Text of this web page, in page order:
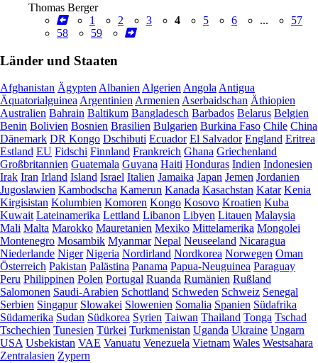
Thomas Berger
1
2 3 4 5 6 ...
57
58
59
Länder und Staaten
Afghanistan Ägypten Albanien Algerien Angola Antigua
Äquatorialguinea Argentinien Armenien Aserbaidschan Äthiopien
Australien Bahrain Baltikum Bangladesch Barbados Belarus Belgien
Benin Bolivien Bosnien Brasilien Bulgarien Burkina Faso Chile China
Dänemark DR Kongo Dschibuti Ecuador El Salvador England Eritrea
Estland EU Fidschi Finnland Frankreich Ghana Griechenland
Großbritannien Guatemala Guyana Haiti Honduras Indien Indonesien
Irak Iran Irland Island Israel Italien Jamaika Japan Jemen Jordanien
Jugoslawien Kambodscha Kamerun Kanada Kasachstan Katar Kenia
Kirgisistan Kolumbien Komoren Kongo Kosovo Kroatien Kuba
Kuwait Lateinamerika Lettland Libanon Libyen Litauen Malaysia
Mali Malta Marokko Mauretanien Mexiko Mittelamerika Mongolei
Montenegro Mosambik Myanmar Nepal Neuseeland Nicaragua
Niederlande Niger Nigeria Nordirland Nordkorea Norwegen Oman
Österreich Pakistan Palästina Panama Papua-Neuguinea Paraguay
Peru Philippinen Polen Portugal Ruanda Rumänien Rußland
Salomonen Saudi-Arabien Schottland Schweden Schweiz Senegal
Serbien Singapur Slowakei Slowenien Somalia Spanien Südafrika
Südamerika Sudan Südkorea Syrien Taiwan Thailand Tonga Tschad
Tschechien Tunesien Türkei Turkmenistan Uganda Ukraine Ungarn
USA Usbekistan VAE Vanuatu Venezuela Vietnam Wales Westsahara
Zentralasien Zypern